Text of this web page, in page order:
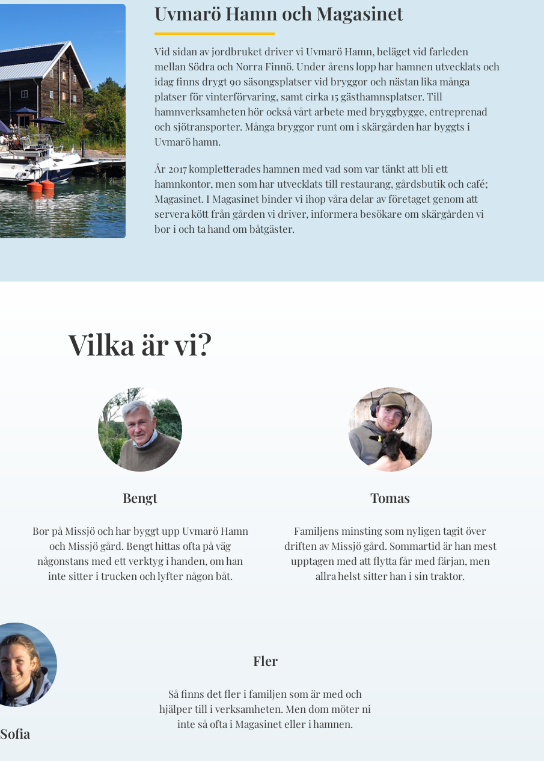
Uvmarö Hamn och Magasinet
Vid sidan av jordbruket driver vi Uvmarö Hamn, beläget vid farleden
mellan Södra och Norra Finnö. Under årens lopp har hamnen utvecklats och
idag finns drygt 90 säsongsplatser vid bryggor och nästan lika många
platser för vinterförvaring, samt cirka 15 gästhamnsplatser. Till
hamnverksamheten hör också vårt arbete med bryggbygge, entreprenad
och sjötransporter. Många bryggor runt om i skärgården har byggts i
Uvmarö hamn.
År 2017 kompletterades hamnen med vad som var tänkt att bli ett
hamnkontor, men som har utvecklats till restaurang, gårdsbutik och café;
Magasinet. I Magasinet binder vi ihop våra delar av företaget genom att
servera kött från gården vi driver, informera besökare om skärgården vi
bor i och ta hand om båtgäster.
Vilka är vi?
Bengt
Bor på Missjö och har byggt upp Uvmarö Hamn
och Missjö gård. Bengt hittas ofta på väg
någonstans med ett verktyg i handen, om han
inte sitter i trucken och lyfter någon båt.
Tomas
Familjens minsting som nyligen tagit över
driften av Missjö gård. Sommartid är han mest
upptagen med att flytta får med färjan, men
allra helst sitter han i sin traktor.
Sofia
Fler
Så finns det fler i familjen som är med och
hjälper till i verksamheten. Men dom möter ni
inte så ofta i Magasinet eller i hamnen.